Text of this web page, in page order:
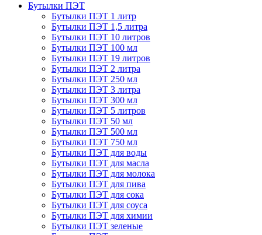
Бутылки ПЭТ
Бутылки ПЭТ 1 литр
Бутылки ПЭТ 1,5 литра
Бутылки ПЭТ 10 литров
Бутылки ПЭТ 100 мл
Бутылки ПЭТ 19 литров
Бутылки ПЭТ 2 литра
Бутылки ПЭТ 250 мл
Бутылки ПЭТ 3 литра
Бутылки ПЭТ 300 мл
Бутылки ПЭТ 5 литров
Бутылки ПЭТ 50 мл
Бутылки ПЭТ 500 мл
Бутылки ПЭТ 750 мл
Бутылки ПЭТ для воды
Бутылки ПЭТ для масла
Бутылки ПЭТ для молока
Бутылки ПЭТ для пива
Бутылки ПЭТ для сока
Бутылки ПЭТ для соуса
Бутылки ПЭТ для химии
Бутылки ПЭТ зеленые